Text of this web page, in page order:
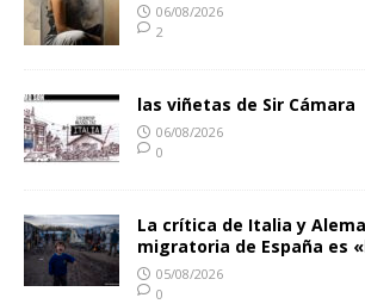
06/08/2026
2
las viñetas de Sir Cámara
06/08/2026
0
La crítica de Italia y
migratoria de España es
05/08/2026
0